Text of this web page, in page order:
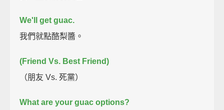
We'll get guac.
我們就點酪梨醬。
(Friend Vs. Best Friend)
（朋友 Vs. 死黨）
What are your guac options?